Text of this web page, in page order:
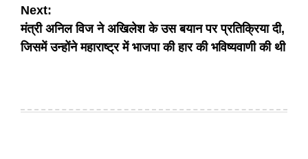
Next:
मंत्री अनिल विज ने अखिलेश के उस बयान पर प्रतिक्रिया दी,
जिसमें उन्होंने महाराष्ट्र में भाजपा की हार की भविष्यवाणी की थी